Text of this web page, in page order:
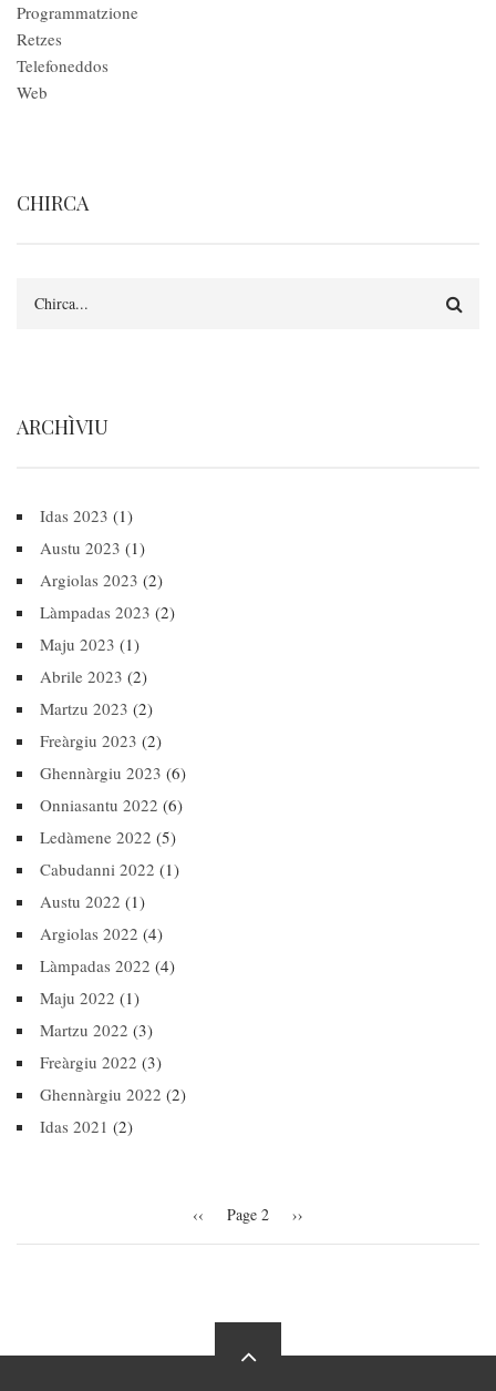
Programmatzione
Retzes
Telefoneddos
Web
CHIRCA
ARCHÌVIU
Idas 2023 (1)
Austu 2023 (1)
Argiolas 2023 (2)
Làmpadas 2023 (2)
Maju 2023 (1)
Abrile 2023 (2)
Martzu 2023 (2)
Freàrgiu 2023 (2)
Ghennàrgiu 2023 (6)
Onniasantu 2022 (6)
Ledàmene 2022 (5)
Cabudanni 2022 (1)
Austu 2022 (1)
Argiolas 2022 (4)
Làmpadas 2022 (4)
Maju 2022 (1)
Martzu 2022 (3)
Freàrgiu 2022 (3)
Ghennàrgiu 2022 (2)
Idas 2021 (2)
Previous
‹‹ Page 2 Next
››